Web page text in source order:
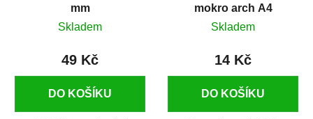
mm
Skladem
49 Kč
DO KOŠÍKU
mokro arch A4
Skladem
14 Kč
DO KOŠÍKU